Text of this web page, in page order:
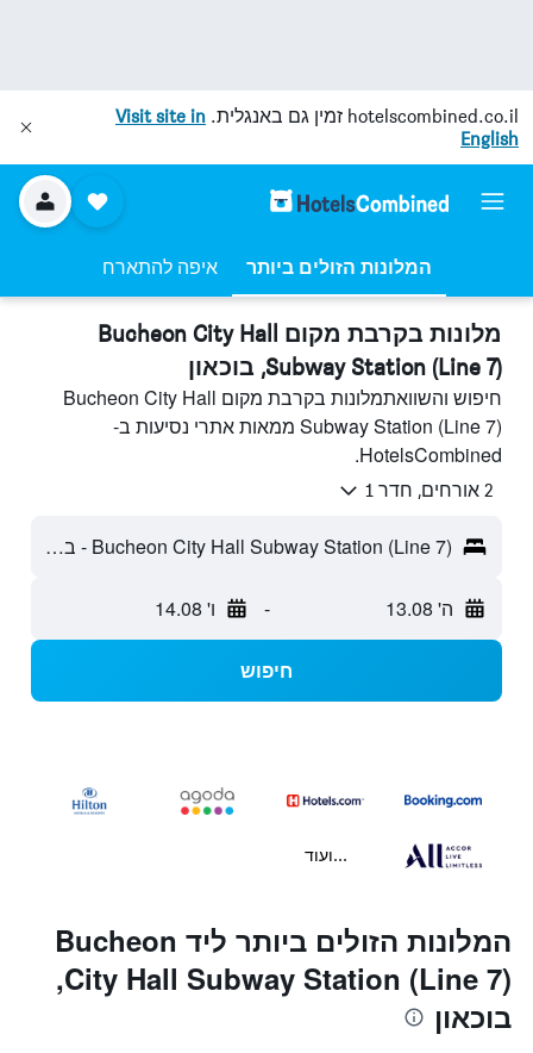
hotelscombined.co.il זמין גם באנגלית. Visit site in
English
המלונות הזולים ביותר איפה להתארח
מלונות בקרבת מקום Bucheon City Hall
Subway Station (Line 7), בוכאון
חיפוש והשוואתמלונות בקרבת מקום Bucheon City Hall
Subway Station (Line 7) ממאות אתרי נסיעות ב-
HotelsCombined.
2 אורחים, חדר 1
Bucheon City Hall Subway Station (Line 7) - בוכאון, דרום קוריאה
ה' 13.08 - ו' 14.08
חיפוש
...ועוד
המלונות הזולים ביותר ליד Bucheon
City Hall Subway Station (Line 7),
בוכאון